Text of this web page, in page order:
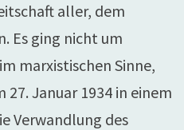
aller, dem
Es ging nicht um
marxistischen Sinne,
Januar 1934 in einem
Verwandlung des